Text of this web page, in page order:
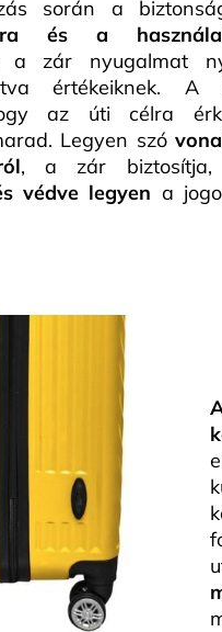
során a
és a
a zár nyugalmat
értékeiknek. A
az úti célra
Legyen szó
, a zár biztosítja,
védve legyen a